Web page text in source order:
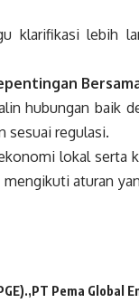
klarifikasi lebih
hubungan baik
sesuai regulasi.
lokal serta
aturan
PT Pema Global